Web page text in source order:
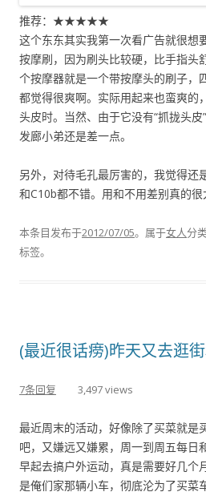
推荐：★★★★★
这个东东其实我第一次看广告就很想
按摩刷，因为刷头比较硬，比手指头
个按摩器就是一个带按摩头的刷子，
都觉得很爽啊。实际用起来也蛮爽的
头皮时。当然、由于它没有“抓拢头
发廊小弟还是差一点。
另外，对待毛孔最厉害的，我觉得还
和C10b都不错。用和不用差别真的很
本条目发布于2012/07/05。属于女人分
标签。
(最近很话痨)昨天又去逛
7条回复 3,497 views
最近周末的活动，好像除了买菜就是
吧，又嫌远又嫌累，周一到周五每日
早起去搞户外运动，真是需要好几个
是俺们家那辆小车，彻底沦为了买菜